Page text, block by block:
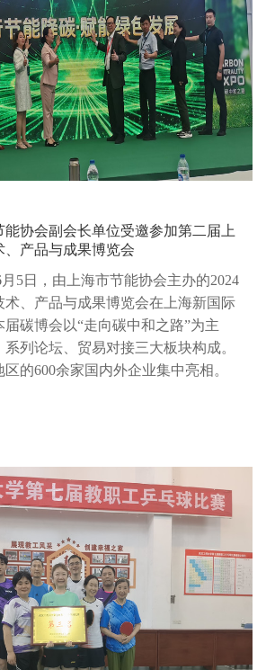
协会副会长单位受邀参加第二届上
产品与成果博览会
月5日，由上海市节能协会主办的2024
术、产品与成果博览会在上海新国际
碳博会以“走向碳中和之路”为主
列论坛、贸易对接三大板块构成。
的600余家国内外企业集中亮相。